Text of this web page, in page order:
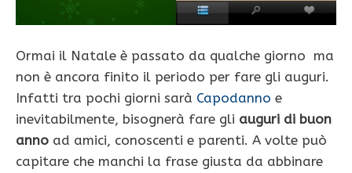
Ormai il Natale è passato da qualche giorno ma
non è ancora finito il periodo per fare gli auguri.
Infatti tra pochi giorni sarà Capodanno e
inevitabilmente, bisognerà fare gli auguri di buon
anno ad amici, conoscenti e parenti. A volte può
capitare che manchi la frase giusta da abbinare